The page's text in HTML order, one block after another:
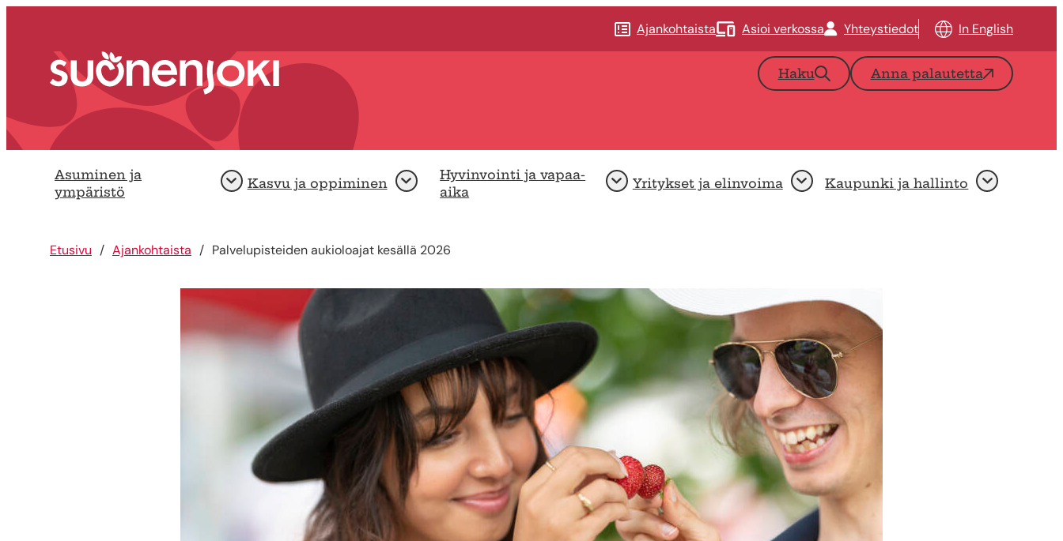
Ajankohtaista
Asioi verkossa Yhteystiedot In English
Etusivu
Haku Anna palautetta
Asuminen ja
ympäristö
AvaaKasvu ja oppiminen Avaa
Hyvinvointi ja vapaa-
aika
AvaaYritykset ja elinvoima AvaaKaupunki ja hallinto Avaa
Etusivu Ajankohtaista Palvelupisteiden aukioloajat kesällä 2026